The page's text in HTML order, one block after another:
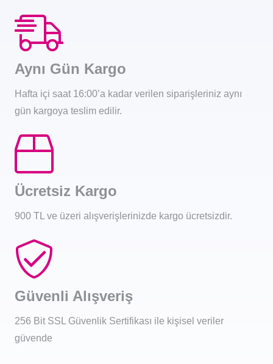
Aynı Gün Kargo
Hafta içi saat 16:00’a kadar verilen siparişleriniz aynı
gün kargoya teslim edilir.
Ücretsiz Kargo
900 TL ve üzeri alışverişlerinizde kargo ücretsizdir.
Güvenli Alışveriş
256 Bit SSL Güvenlik Sertifikası ile kişisel veriler
güvende